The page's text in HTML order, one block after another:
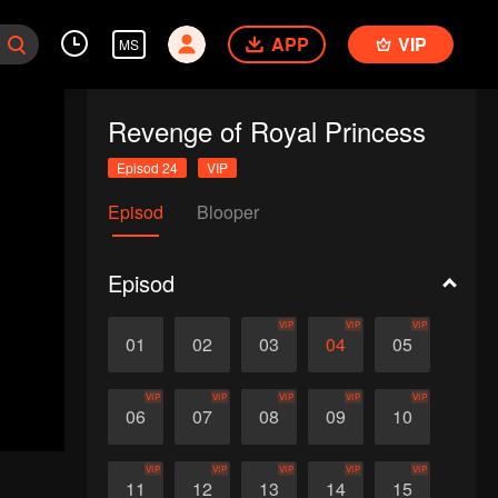
MS APP VIP
Revenge of Royal Princess
Episod 24 VIP
Episod Blooper
Episod
01 02 03
VIP
04
VIP
05
VIP
06
VIP
07
VIP
08
VIP
09
VIP
10
VIP
11
VIP
12
VIP
13
VIP
14
VIP
15
VIP